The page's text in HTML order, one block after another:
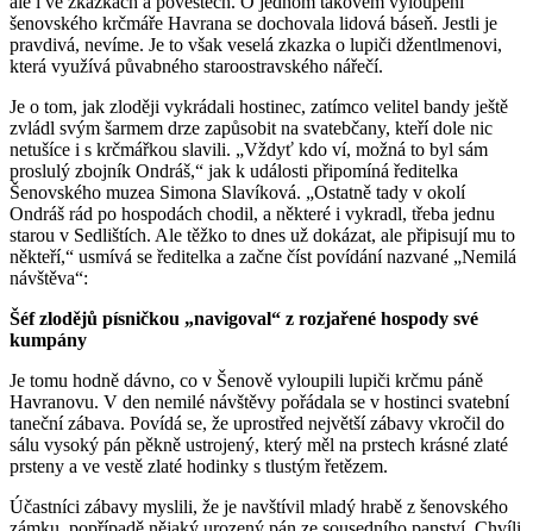
šenovského krčmáře Havrana se dochovala lidová báseň. Jestli je
pravdivá, nevíme. Je to však veselá zkazka o lupiči džentlmenovi,
která využívá půvabného staroostravského nářečí.
Je o tom, jak zloději vykrádali hostinec, zatímco velitel bandy ještě
zvládl svým šarmem drze zapůsobit na svatebčany, kteří dole nic
netušíce i s krčmářkou slavili. „Vždyť kdo ví, možná to byl sám
proslulý zbojník Ondráš,“ jak k události připomíná ředitelka
Šenovského muzea Simona Slavíková. „Ostatně tady v okolí
Ondráš rád po hospodách chodil, a některé i vykradl, třeba jednu
starou v Sedlištích. Ale těžko to dnes už dokázat, ale připisují mu to
někteří,“ usmívá se ředitelka a začne číst povídání nazvané „Nemilá
návštěva“:
Šéf zlodějů písničkou „navigoval“ z rozjařené hospody své
kumpány
Je tomu hodně dávno, co v Šenově vyloupili lupiči krčmu páně
Havranovu. V den nemilé návštěvy pořádala se v hostinci svatební
taneční zábava. Povídá se, že uprostřed největší zábavy vkročil do
sálu vysoký pán pěkně ustrojený, který měl na prstech krásné zlaté
prsteny a ve vestě zlaté hodinky s tlustým řetězem.
Účastníci zábavy myslili, že je navštívil mladý hrabě z šenovského